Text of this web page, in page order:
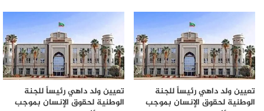
تعيين ولد داهي رئيساً للجنة
الوطنية لحقوق الإنسان بموجب
تعيين ولد داهي رئيساً للجنة
الوطنية لحقوق الإنسان بموجب